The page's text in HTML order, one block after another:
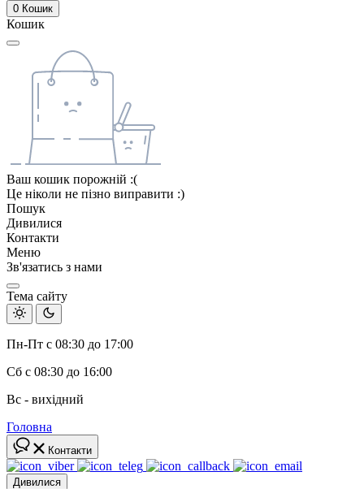
0 Кошик
Кошик
Ваш кошик порожній :(
Це ніколи не пізно виправити :)
Пошук
Дивилися
Контакти
Меню
Зв'язатись з нами
Тема сайту
Пн-Пт с 08:30 до 17:00
Сб с 08:30 до 16:00
Вс - вихідний
Головна
Контакти
Дивилися